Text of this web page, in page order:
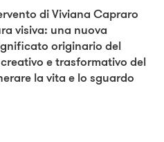
di Viviana Capraro
visiva: una nuova
originario del
e trasformativo del
la vita e lo sguardo